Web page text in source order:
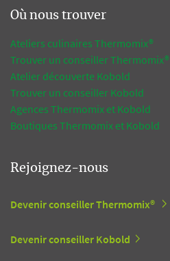
Où nous trouver
Ateliers culinaires Thermomix®
Trouver un conseiller Thermomix®
Atelier découverte Kobold
Trouver un conseiller Kobold
Agences Thermomix et Kobold
Boutiques Thermomix et Kobold
Rejoignez-nous
Devenir conseiller Thermomix®
Devenir conseiller Kobold